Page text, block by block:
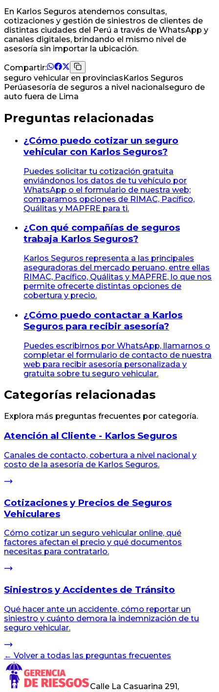
En Karlos Seguros atendemos consultas,
cotizaciones y gestión de siniestros de clientes de
distintas ciudades del Perú a través de WhatsApp y
canales digitales, brindando el mismo nivel de
asesoría sin importar la ubicación.
Compartir:
seguro vehicular en provinciasKarlos Seguros
Perúasesoría de seguros a nivel nacionalseguro de
auto fuera de Lima
Preguntas relacionadas
¿Cómo puedo cotizar un seguro
vehicular con Karlos Seguros?
Puedes solicitar tu cotización gratuita
enviándonos los datos de tu vehículo por
WhatsApp o el formulario de nuestra web;
comparamos opciones de RIMAC, Pacífico,
Quálitas y MAPFRE para ti.
¿Con qué compañías de seguros
trabaja Karlos Seguros?
Karlos Seguros representa a las principales
aseguradoras del mercado peruano, entre ellas
RIMAC, Pacífico, Quálitas y MAPFRE, lo que nos
permite ofrecerte distintas opciones de
cobertura y precio.
¿Cómo puedo contactar a Karlos
Seguros para recibir asesoría?
Puedes escribirnos por WhatsApp, llamarnos o
completar el formulario de contacto de nuestra
web para recibir asesoría personalizada y
gratuita sobre tu seguro vehicular.
Categorías relacionadas
Explora más preguntas frecuentes por categoría.
Atención al Cliente - Karlos Seguros
Canales de contacto, cobertura a nivel nacional y
costo de la asesoría de Karlos Seguros.
Cotizaciones y Precios de Seguros
Vehiculares
Cómo cotizar un seguro vehicular online, qué
factores afectan el precio y qué documentos
necesitas para contratarlo.
Siniestros y Accidentes de Tránsito
Qué hacer ante un accidente, cómo reportar un
siniestro y cuánto demora la indemnización de tu
seguro vehicular.
← Volver a todas las preguntas frecuentes
Calle La Casuarina 291,